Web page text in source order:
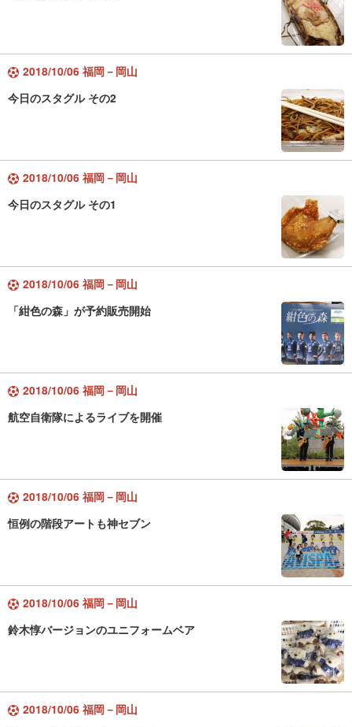
2018/10/06 福岡－岡山
今日のスタグル その2
2018/10/06 福岡－岡山
今日のスタグル その1
2018/10/06 福岡－岡山
「紺色の森」が予約販売開始
2018/10/06 福岡－岡山
航空自衛隊によるライブを開催
2018/10/06 福岡－岡山
恒例の階段アートも神セブン
2018/10/06 福岡－岡山
鈴木惇バージョンのユニフォームベア
2018/10/06 福岡－岡山